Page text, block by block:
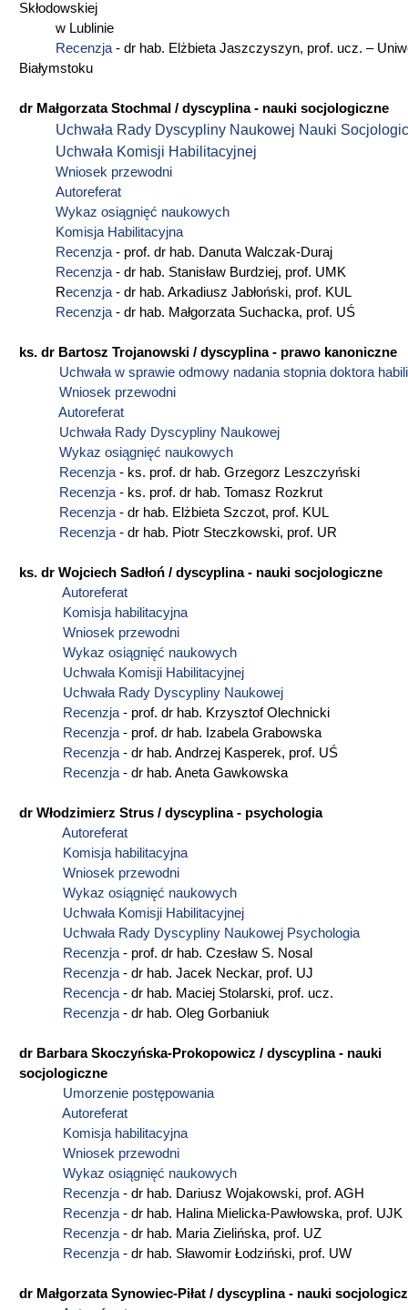
Skłodowskiej
w Lublinie
Recenzja - dr hab. Elżbieta Jaszczyszyn, prof. ucz. –
Białymstoku
dr Małgorzata Stochmal / dyscyplina - nauki socjologiczne
Uchwała Rady Dyscypliny Naukowej Nauki
Uchwała Komisji Habilitacyjnej
Wniosek przewodni
Autoreferat
Wykaz osiągnięć naukowych
Komisja Habilitacyjna
Recenzja - prof. dr hab. Danuta Walczak-Duraj
Recenzja - dr hab. Stanisław Burdziej, prof. UMK
Recenzja - dr hab. Arkadiusz Jabłoński, prof. KUL
Recenzja - dr hab. Małgorzata Suchacka, prof. UŚ
ks. dr Bartosz Trojanowski / dyscyplina - prawo kanoniczne
Uchwała w sprawie odmowy nadania stopnia doktora
Wniosek przewodni
Autoreferat
Uchwała Rady Dyscypliny Naukowej
Wykaz osiągnięć naukowych
Recenzja - ks. prof. dr hab. Grzegorz Leszczyński
Recenzja - ks. prof. dr hab. Tomasz Rozkrut
Recenzja - dr hab. Elżbieta Szczot, prof. KUL
Recenzja - dr hab. Piotr Steczkowski, prof. UR
ks. dr Wojciech Sadłoń / dyscyplina - nauki socjologiczne
Autoreferat
Komisja habilitacyjna
Wniosek przewodni
Wykaz osiągnięć naukowych
Uchwała Komisji Habilitacyjnej
Uchwała Rady Dyscypliny Naukowej
Recenzja - prof. dr hab. Krzysztof Olechnicki
Recenzja - prof. dr hab. Izabela Grabowska
Recenzja - dr hab. Andrzej Kasperek, prof. UŚ
Recenzja - dr hab. Aneta Gawkowska
dr Włodzimierz Strus / dyscyplina - psychologia
Autoreferat
Komisja habilitacyjna
Wniosek przewodni
Wykaz osiągnięć naukowych
Uchwała Komisji Habilitacyjnej
Uchwała Rady Dyscypliny Naukowej Psychologia
Recenzja - prof. dr hab. Czesław S. Nosal
Recenzja - dr hab. Jacek Neckar, prof. UJ
Recencja - dr hab. Maciej Stolarski, prof. ucz.
Recenzja - dr hab. Oleg Gorbaniuk
dr Barbara Skoczyńska-Prokopowicz / dyscyplina - nauki
socjologiczne
Umorzenie postępowania
Autoreferat
Komisja habilitacyjna
Wniosek przewodni
Wykaz osiągnięć naukowych
Recenzja - dr hab. Dariusz Wojakowski, prof. AGH
Recenzja - dr hab. Halina Mielicka-Pawłowska, prof. UJK
Recenzja - dr hab. Maria Zielińska, prof. UZ
Recenzja - dr hab. Sławomir Łodziński, prof. UW
dr Małgorzata Synowiec-Piłat / dyscyplina - nauki